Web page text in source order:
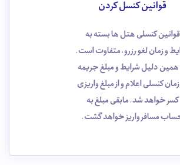
قوانین کنسل کردن
قوانین کنسلی هتل ها بسته به
و زمان لغو رزرو، متفاوت است.
همین دلیل شرایط و مبلغ جریمه
کنسلی اعلام و از مبلغ واریزی
کسر خواهد شد. مابقی مبلغ به
مسافر واریز خواهد گشت.